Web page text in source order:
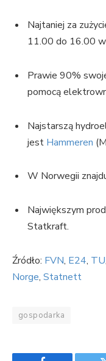
Najtaniej za
11.00 do 16.00
Prawie 90%
pomocą
Najstarszą
jest Hammeren
W Norwegii
Największym
Statkraft.
Źródło: FVN, E24, TU,
Norge, Statnett
gospodarka